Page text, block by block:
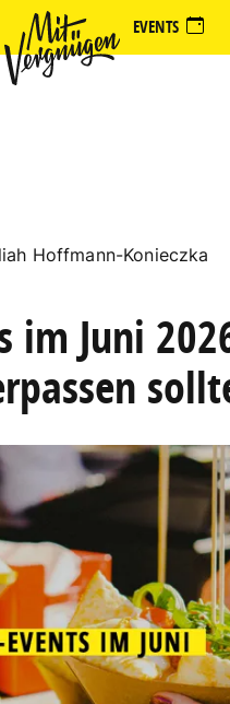
EVENTS
Hoffmann-Konieczka
im Juni